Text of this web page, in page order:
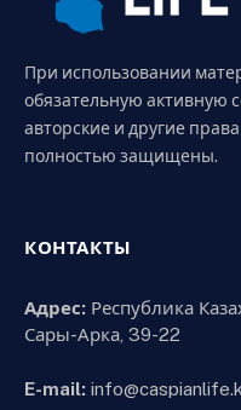
При использовании
обязательную активную
авторские и другие
полностью защищены.
КОНТАКТЫ
Адрес: Республика
Сары-Арка, 39-22
E-mail: